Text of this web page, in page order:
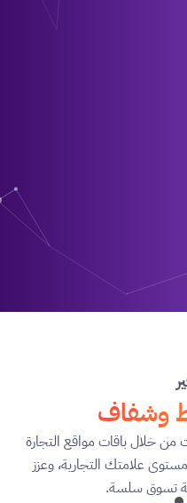
وشفاف
من خلال باقات مواقع التجارة
علامتك التجارية، وعزز
تسوق سلسة.